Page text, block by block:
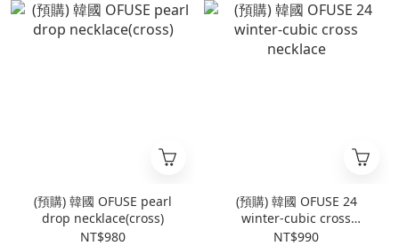
(預購) 韓國 OFUSE pearl
drop necklace(cross)
NT$980
(預購) 韓國 OFUSE 24
winter-cubic cross
necklace
NT$990